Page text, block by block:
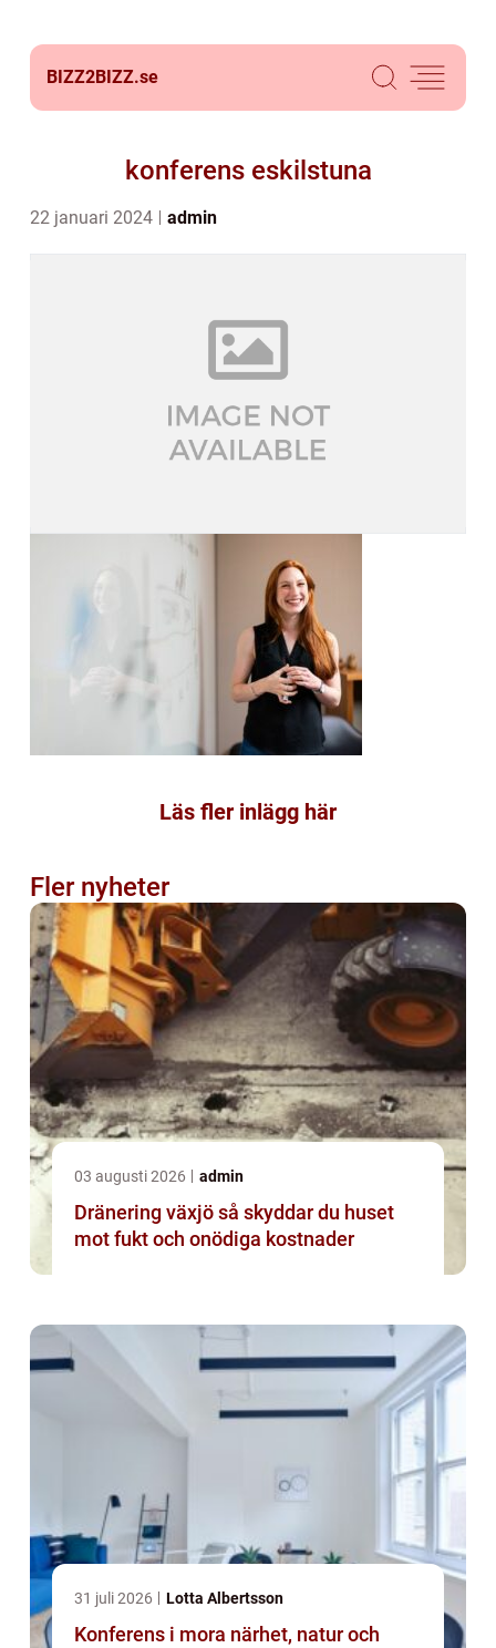
BIZZ2BIZZ.se
konferens eskilstuna
22 januari 2024 admin
Läs fler inlägg här
Fler nyheter
03 augusti 2026 admin
Dränering växjö så skyddar du huset
mot fukt och onödiga kostnader
31 juli 2026 Lotta Albertsson
Konferens i mora närhet, natur och